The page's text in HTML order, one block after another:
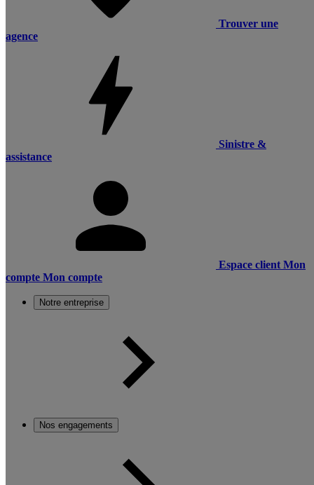
Trouver une
agence
Sinistre &
assistance
Espace client Mon
compte Mon compte
Notre entreprise
Nos engagements